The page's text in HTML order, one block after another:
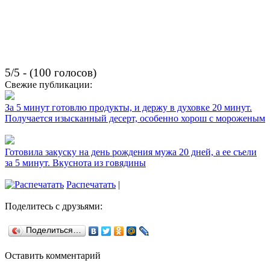
5/5 - (100 голосов)
Свежие публикации:
За 5 минут готовлю продукты, и держу в духовке 20 минут.
Получается изысканный десерт, особенно хорош с мороженым
Готовила закуску на день рождения мужа 20 дней, а ее съели
за 5 минут. Вкуснота из говядины
Распечатать |
Поделитесь с друзьями:
Поделиться…
Оставить комментарий